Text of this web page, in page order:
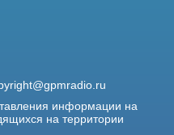
информации на
на территории